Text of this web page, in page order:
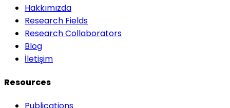
Hakkımızda
Research Fields
Research Collaborators
Blog
İletişim
Resources